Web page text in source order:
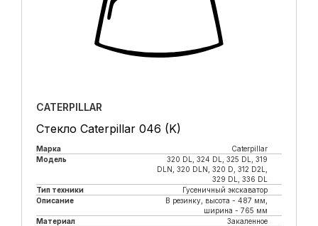
CATERPILLAR
Стекло Caterpillar 046 (K)
Марка
Caterpillar
Модель
320 DL, 324 DL, 325 DL, 319
DLN, 320 DLN, 320 D, 312 D2L,
329 DL, 336 DL
Тип техники
Гусеничный экскаватор
Описание
В резинку, высота - 487 мм,
ширина - 765 мм
Материал
Закаленное